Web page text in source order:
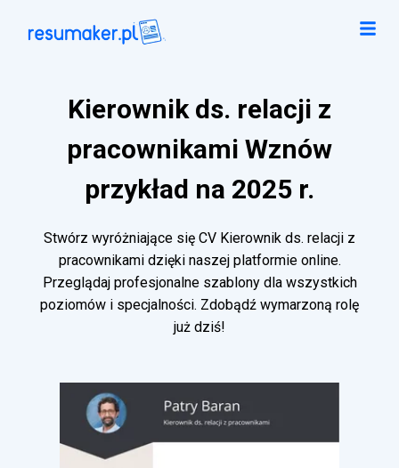
Kierownik ds. relacji z
pracownikami Wznów
przykład na 2025 r.
Stwórz wyróżniające się CV Kierownik ds. relacji z
pracownikami dzięki naszej platformie online.
Przeglądaj profesjonalne szablony dla wszystkich
poziomów i specjalności. Zdobądź wymarzoną rolę
już dziś!